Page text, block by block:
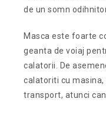
de un somn
Masca este foarte
geanta de voiaj
calatorii. De
calatoriti cu masina,
transport, atunci